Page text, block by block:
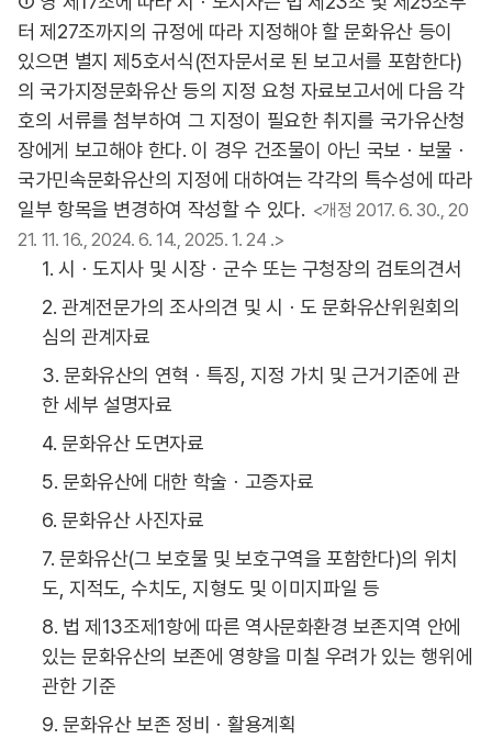
터 제27조까지의 규정에 따라 지정해야 할 문화유산 등이
있으면 별지 제5호서식(전자문서로 된 보고서를 포함한다)
의 국가지정문화유산 등의 지정 요청 자료보고서에 다음 각
호의 서류를 첨부하여 그 지정이 필요한 취지를 국가유산청
장에게 보고해야 한다. 이 경우 건조물이 아닌 국보ㆍ보물ㆍ
국가민속문화유산의 지정에 대하여는 각각의 특수성에 따라
일부 항목을 변경하여 작성할 수 있다. <개정 2017. 6. 30., 20
21. 11. 16., 2024. 6. 14., 2025. 1. 24 .>
1. 시ㆍ도지사 및 시장ㆍ군수 또는 구청장의 검토의견서
2. 관계전문가의 조사의견 및 시ㆍ도 문화유산위원회의
심의 관계자료
3. 문화유산의 연혁ㆍ특징, 지정 가치 및 근거기준에 관
한 세부 설명자료
4. 문화유산 도면자료
5. 문화유산에 대한 학술ㆍ고증자료
6. 문화유산 사진자료
7. 문화유산(그 보호물 및 보호구역을 포함한다)의 위치
도, 지적도, 수치도, 지형도 및 이미지파일 등
8. 법 제13조제1항에 따른 역사문화환경 보존지역 안에
있는 문화유산의 보존에 영향을 미칠 우려가 있는 행위에
관한 기준
9. 문화유산 보존 정비ㆍ활용계획